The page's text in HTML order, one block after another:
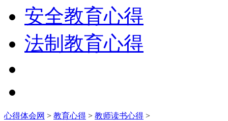
安全教育心得
法制教育心得
心得体会网 > 教育心得 > 教师读书心得 >